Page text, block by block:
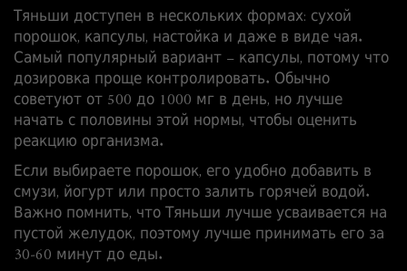
Тяньши доступен в нескольких формах: сухой
порошок, капсулы, настойка и даже в виде чая.
Самый популярный вариант – капсулы, потому что
дозировка проще контролировать. Обычно
советуют от 500 до 1000 мг в день, но лучше
начать с половины этой нормы, чтобы оценить
реакцию организма.
Если выбираете порошок, его удобно добавить в
смузи, йогурт или просто залить горячей водой.
Важно помнить, что Тяньши лучше усваивается на
пустой желудок, поэтому лучше принимать его за
30‑60 минут до еды.